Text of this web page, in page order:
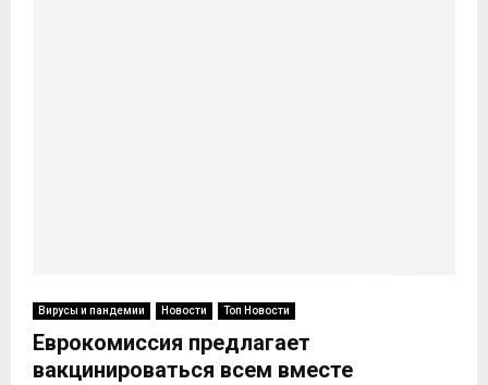
Вирусы и пандемии Новости Топ Новости
Еврокомиссия предлагает
вакцинироваться всем вместе